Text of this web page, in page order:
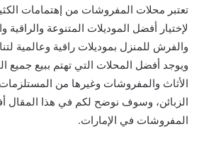
تعتبر محلات المفروشات من إهتمامات
لإختيار أفضل الموديلات المتنوعة والراقية
والفرش للمنزل بموديلات راقية وعالمية
ويوجد أفضل المحلات التي تهتم ببيع جميع
الأثاث والمفروشات وغيرها من
الزبائن، وسوف نوضح لكم في هذا المقال
المفروشات في الإمارات.